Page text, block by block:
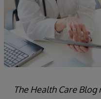
The Health Care